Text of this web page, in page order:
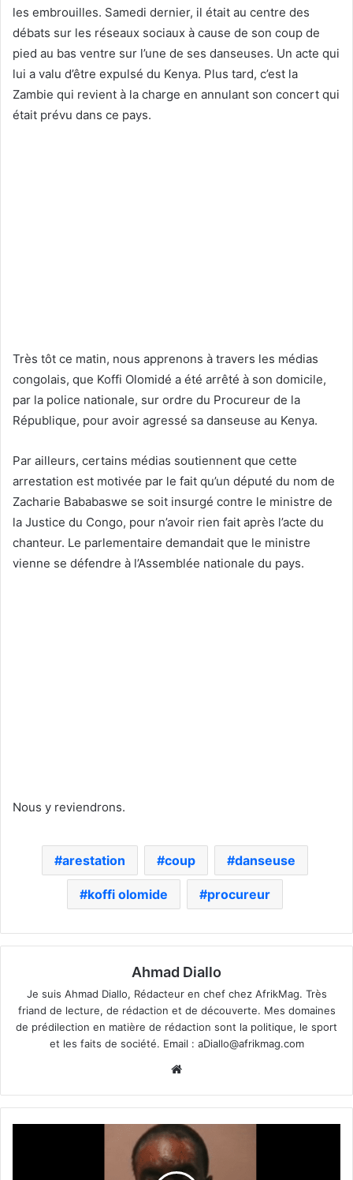
les embrouilles. Samedi dernier, il était au centre des
débats sur les réseaux sociaux à cause de son coup de
pied au bas ventre sur l’une de ses danseuses. Un acte qui
lui a valu d’être expulsé du Kenya. Plus tard, c’est la
Zambie qui revient à la charge en annulant son concert qui
était prévu dans ce pays.
Très tôt ce matin, nous apprenons à travers les médias
congolais, que Koffi Olomidé a été arrêté à son domicile,
par la police nationale, sur ordre du Procureur de la
République, pour avoir agressé sa danseuse au Kenya.
Par ailleurs, certains médias soutiennent que cette
arrestation est motivée par le fait qu’un député du nom de
Zacharie Bababaswe se soit insurgé contre le ministre de
la Justice du Congo, pour n’avoir rien fait après l’acte du
chanteur. Le parlementaire demandait que le ministre
vienne se défendre à l’Assemblée nationale du pays.
Nous y reviendrons.
arestation coup danseuse
koffi olomide procureur
Ahmad Diallo
Je suis Ahmad Diallo, Rédacteur en chef chez AfrikMag. Très
friand de lecture, de rédaction et de découverte. Mes domaines
de prédilection en matière de rédaction sont la politique, le sport
et les faits de société. Email : aDiallo@afrikmag.com